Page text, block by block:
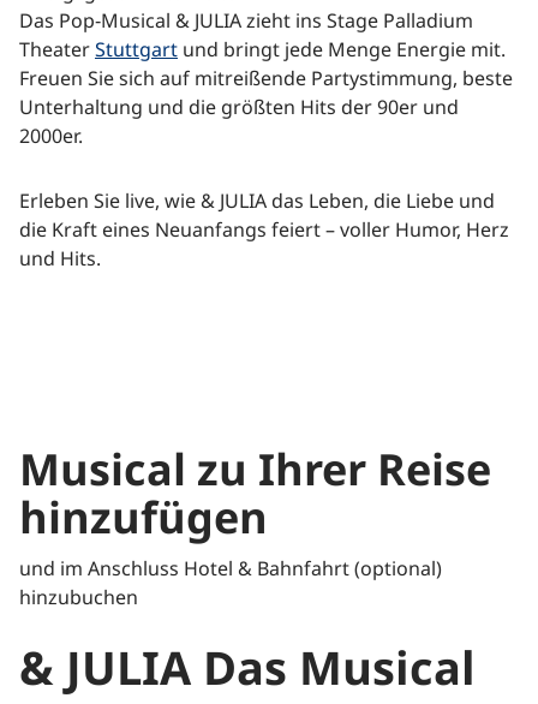
Wien
Alle
Städte
Sylt
Alle
Reiseziele
Das Pop‑Musical & JULIA zieht ins Stage Palladium
TheaterStuttgart und bringt jede Menge Energie mit.
Freuen Sie sich auf mitreißende Partystimmung, beste
Unterhaltung und die größten Hits der 90er und
2000er.
Erleben Sie live, wie & JULIA das Leben, die Liebe und
die Kraft eines Neuanfangs feiert – voller Humor, Herz
und Hits.
Musical zu Ihrer Reise
hinzufügen
und im Anschluss Hotel & Bahnfahrt (optional)
hinzubuchen
& JULIA Das Musical